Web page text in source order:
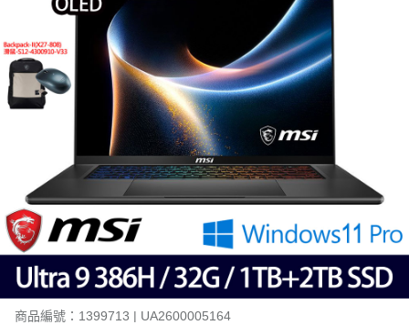
商品編號：1399713 | UA2600005164